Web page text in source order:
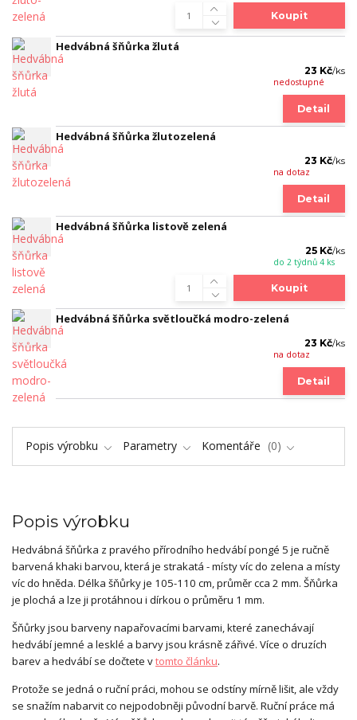
Koupit
Hedvábná šňůrka žlutá
23 Kč/ks
nedostupné
Detail
Hedvábná šňůrka žlutozelená
23 Kč/ks
na dotaz
Detail
Hedvábná šňůrka listově zelená
25 Kč/ks
do 2 týdnů 4 ks
Koupit
Hedvábná šňůrka světloučká modro-zelená
23 Kč/ks
na dotaz
Detail
Popis výrobku Parametry Komentáře 0
Popis výrobku
Hedvábná šňůrka z pravého přírodního hedvábí pongé 5 je ručně
barvená khaki barvou, která je strakatá - místy víc do zelena a místy
víc do hněda. Délka šňůrky je 105-110 cm, průměr cca 2 mm. Šňůrka
je plochá a lze ji protáhnou i dírkou o průměru 1 mm.
Šňůrky jsou barveny napařovacími barvami, které zanechávají
hedvábí jemné a lesklé a barvy jsou krásně zářivé. Více o druzích
barev a hedvábí se dočtete vtomto článku.
Protože se jedná o ruční práci, mohou se odstíny mírně lišit, ale vždy
se snažím nabarvit co nejpodobněji původní barvě. Ruční práce má